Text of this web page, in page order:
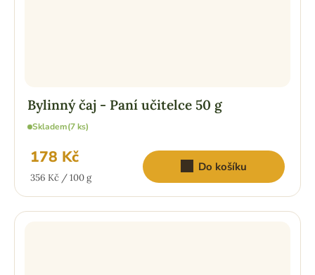
Bylinný čaj - Paní učitelce 50 g
Skladem(7 ks)
178 Kč
Měrná
356 Kč / 100 g
Do košíku